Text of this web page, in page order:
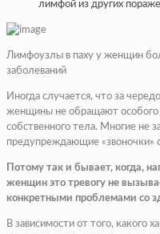
лимфой из других
Лимфоузлы в паху у женщин
заболеваний
Иногда случается, что за
женщины не обращают особого
собственного тела. Многие не
предупреждающие «звоночки»
Потому так и бывает, когда,
женщин это тревогу не
конкретными проблемами со
В зависимости от того, какого